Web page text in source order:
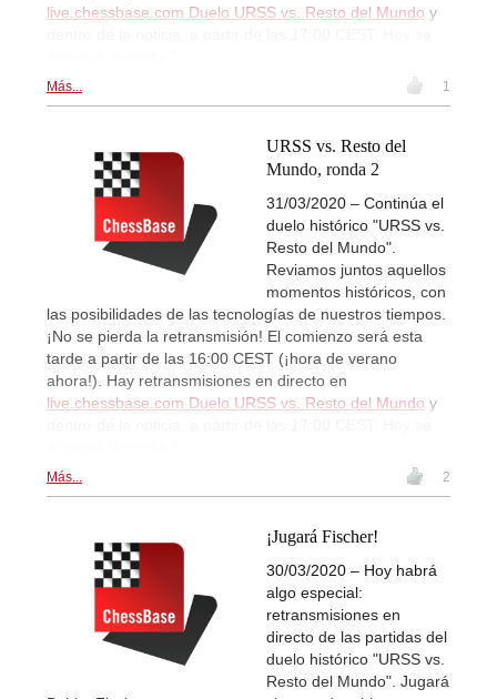
live.chessbase.com Duelo URSS vs. Resto del Mundo y
Más... 1
URSS vs. Resto del
Mundo, ronda 2
31/03/2020 – Continúa el
duelo histórico "URSS vs.
Resto del Mundo".
Reviamos juntos aquellos
momentos históricos, con
las posibilidades de las tecnologías de nuestros tiempos.
¡No se pierda la retransmisión! El comienzo será esta
tarde a partir de las 16:00 CEST (¡hora de verano
ahora!). Hay retransmisiones en directo en
live.chessbase.com Duelo URSS vs. Resto del Mundo y
Más... 2
¡Jugará Fischer!
30/03/2020 – Hoy habrá
algo especial:
retransmisiones en
directo de las partidas del
duelo histórico "URSS vs.
Resto del Mundo". Jugará